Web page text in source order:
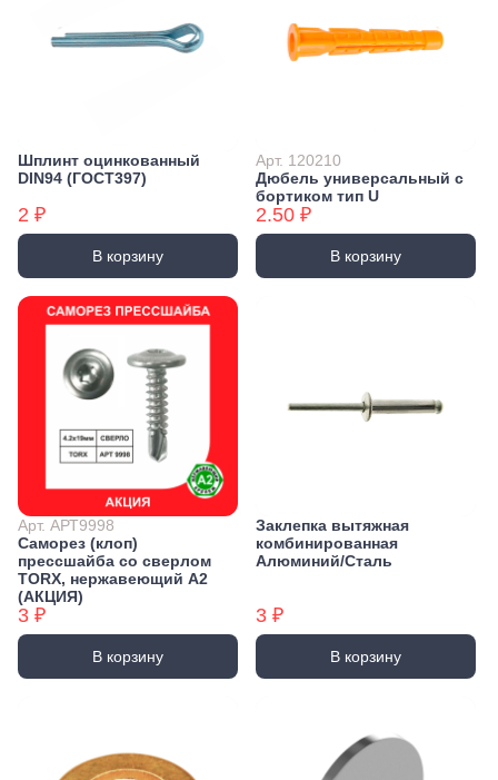
Шплинт оцинкованный
DIN94 (ГОСТ397)
2 ₽
В корзину
Арт. 120210
Дюбель универсальный с
бортиком тип U
2.50 ₽
В корзину
Арт. АРТ9998
Саморез (клоп)
прессшайба со сверлом
TORX, нержавеющий А2
(АКЦИЯ)
3 ₽
В корзину
Заклепка вытяжная
комбинированная
Алюминий/Сталь
3 ₽
В корзину